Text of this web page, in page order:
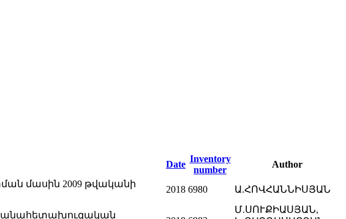
Date
Inventory
number
Author
մասին 2009 թվականի
2018 6980 Ա.ՀՈՎՀԱՆՆԻՍՅԱՆ
Մ.ՍՈՒՔԻԱՍՅԱՆ,